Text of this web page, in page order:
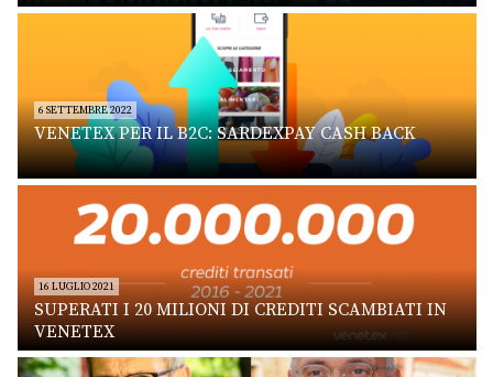
6 SETTEMBRE 2022
VENETEX PER IL B2C: SARDEXPAY CASH BACK
16 LUGLIO 2021
SUPERATI I 20 MILIONI DI CREDITI SCAMBIATI IN
VENETEX